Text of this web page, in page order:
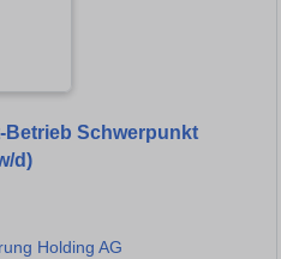
Schwerpunkt
d)
Holding AG